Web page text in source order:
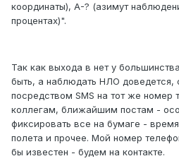
координаты), А-? (азимут
процентах)".
Так как выхода в нет у
быть, а наблюдать НЛО доведется,
посредством SMS на тот же
коллегам, ближайшим постам -
фиксировать все на бумаге -
полета и прочее. Мой номер
бы известен - будем на контакте.